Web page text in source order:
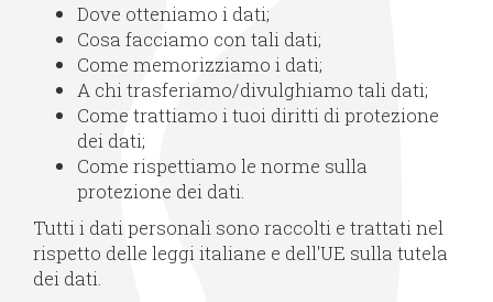
Dove otteniamo i dati;
Cosa facciamo con tali dati;
Come memorizziamo i dati;
A chi trasferiamo/divulghiamo tali dati;
Come trattiamo i tuoi diritti di protezione
dei dati;
Come rispettiamo le norme sulla
protezione dei dati.
Tutti i dati personali sono raccolti e trattati nel
rispetto delle leggi italiane e dell'UE sulla tutela
dei dati.